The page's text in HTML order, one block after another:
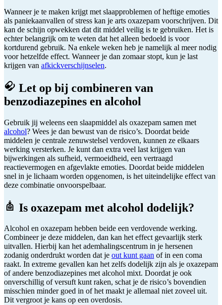
Wanneer je te maken krijgt met slaapproblemen of heftige emoties
als paniekaanvallen of stress kan je arts oxazepam voorschrijven. Dit
kan de schijn opwekken dat dit middel veilig is te gebruiken. Het is
echter belangrijk om te weten dat het alleen bedoeld is voor
kortdurend gebruik. Na enkele weken heb je namelijk al meer nodig
voor hetzelfde effect. Wanneer je dan zomaar stopt, kun je last
krijgen van afkickverschijnselen.
Let op bij combineren van
benzodiazepines en alcohol
Gebruik jij weleens een slaapmiddel als oxazepam samen met
alcohol? Wees je dan bewust van de risico’s. Doordat beide
middelen je centrale zenuwstelsel verdoven, kunnen ze elkaars
werking versterken. Je kunt dan extra veel last krijgen van
bijwerkingen als sufheid, vermoeidheid, een vertraagd
reactievermogen en afgevlakte emoties. Doordat beide middelen
snel in je lichaam worden opgenomen, is het uiteindelijke effect van
deze combinatie onvoorspelbaar.
Is oxazepam met alcohol dodelijk?
Alcohol en oxazepam hebben beide een verdovende werking.
Combineer je deze middelen, dan kan het effect gevaarlijk sterk
uitvallen. Hierbij kan het ademhalingscentrum in je hersenen
zodanig onderdrukt worden dat je out kunt gaan of in een coma
raakt. In extreme gevallen kan het zelfs dodelijk zijn als je oxazepam
of andere benzodiazepines met alcohol mixt. Doordat je ook
onverschillig of versuft kunt raken, schat je de risico’s bovendien
misschien minder goed in of het maakt je allemaal niet zoveel uit.
Dit vergroot je kans op een overdosis.